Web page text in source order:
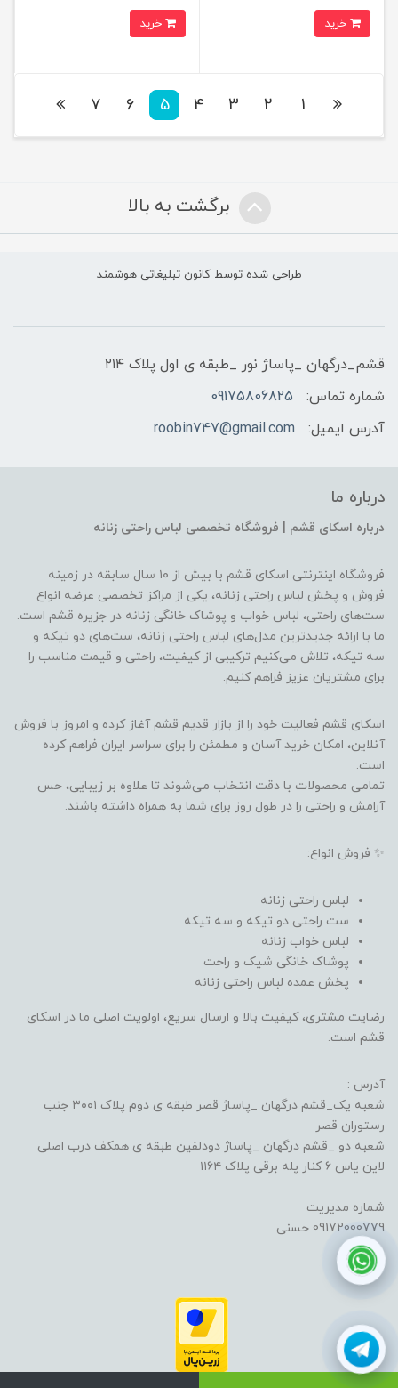
1
2
3
4
5
6
7
برگشت به بالا
طراحی شده توسط کانون تبلیغاتی هوشمند
قشم_درگهان _پاساژ نور _طبقه ی اول پلاک ۲۱۴
شماره تماس:
09175806825
آدرس ایمیل:
roobin747@gmail.com
درباره ما
درباره اسکای قشم | فروشگاه تخصصی لباس راحتی زنانه
فروشگاه اینترنتی اسکای قشم با بیش از ۱۰ سال سابقه در زمینه
فروش و پخش لباس راحتی زنانه، یکی از مراکز تخصصی عرضه انواع
ست‌های راحتی، لباس خواب و پوشاک خانگی زنانه در جزیره قشم است.
ما با ارائه جدیدترین مدل‌های لباس راحتی زنانه، ست‌های دو تیکه و
سه تیکه، تلاش می‌کنیم ترکیبی از کیفیت، راحتی و قیمت مناسب را
برای مشتریان عزیز فراهم کنیم.
اسکای قشم فعالیت خود را از بازار قدیم قشم آغاز کرده و امروز با فروش
آنلاین، امکان خرید آسان و مطمئن را برای سراسر ایران فراهم کرده
است.
تمامی محصولات با دقت انتخاب می‌شوند تا علاوه بر زیبایی، حس
آرامش و راحتی را در طول روز برای شما به همراه داشته باشند.
✨ فروش انواع:
لباس راحتی زنانه
ست راحتی دو تیکه و سه تیکه
لباس خواب زنانه
پوشاک خانگی شیک و راحت
پخش عمده لباس راحتی زنانه
رضایت مشتری، کیفیت بالا و ارسال سریع، اولویت اصلی ما در اسکای
قشم است.
آدرس :
شعبه یک_قشم درگهان _پاساژ قصر طبقه ی دوم پلاک ۳۰۰۱ جنب
رستوران قصر
شعبه دو _قشم درگهان _پاساژ دودلفین طبقه ی همکف درب اصلی
لاین یاس ۶ کنار پله برقی پلاک ۱۱۶۴
شماره مدیریت
09172000779 حسنی